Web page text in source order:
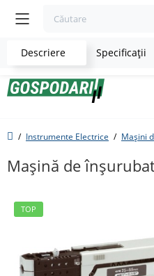
Instrumente Electrice Mașini
Mașină de
TOP
Descriere Specificaţii